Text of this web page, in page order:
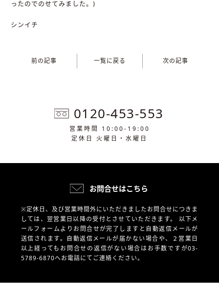
ったのでのせてみました。)
シンイチ
前の記事 一覧に戻る 次の記事
0120-453-553
営業時間 10:00-19:00
定休日 火曜日・水曜日
お問合せはこちら
※定休日、及び営業時間外にいただきましたお問合せにつきま
しては、翌営業日以降の受付とさせていただきます。 以下メ
ールフォームよりお問合せが完了しますと自動返信メールが
送信されます。自動返信メールが届かない場合や、
２営業日
以上経ってもお問合せの返信がない場合はお手数ですが03-
5789-6870へお電話にてご連絡ください。